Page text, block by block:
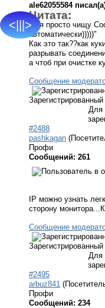
<|||>
ale62055584
Цитата:
"А я просто чищу
автоматически)))))"
Как это так??как
разрывать
а чтоб при очистке
Сообщение
Зарегистрированный
Для
#2488
pashkagan
Профи
Сообщений: 261
IP можно узнать
сторону
Сообщение
Зарегистрированный
Для
#2495
arbuz841
Профи
Сообщений: 234